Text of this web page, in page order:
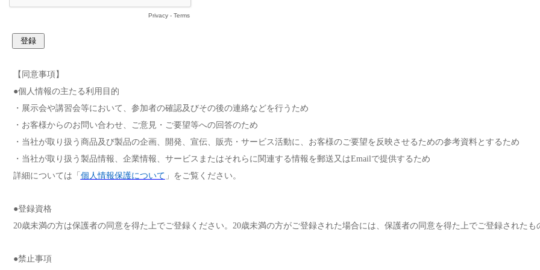
Privacy- Terms
【同意事項】
●個人情報の主たる利用目的
・展示会や講習会等において、参加者の確認及びその後の連絡などを行うため
・お客様からのお問い合わせ、ご意見・ご要望等への回答のため
・当社が取り扱う商品及び製品の企画、開発、宣伝、販売・サービス活動に、お客様のご要望を反映させるための参考資料とするため
・当社が取り扱う製品情報、企業情報、サービスまたはそれらに関連する情報を郵送又はEmailで提供するため
詳細については「 個人情報保護について 」をご覧ください。
●登録資格
20歳未満の方は保護者の同意を得た上でご登録ください。20歳未満の方がご登録された場合には、保護者の同意を得た上でご登録されたも
●禁止事項